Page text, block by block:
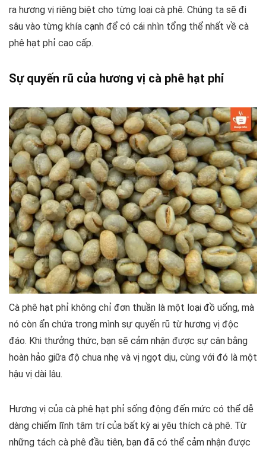
ra hương vị riêng biệt cho từng loại cà phê. Chúng ta sẽ đi
sâu vào từng khía cạnh để có cái nhìn tổng thể nhất về cà
phê hạt phỉ cao cấp.
Sự quyến rũ của hương vị cà phê hạt phỉ
Cà phê hạt phỉ không chỉ đơn thuần là một loại đồ uống, mà
nó còn ẩn chứa trong mình sự quyến rũ từ hương vị độc
đáo. Khi thưởng thức, bạn sẽ cảm nhận được sự cân bằng
hoàn hảo giữa độ chua nhẹ và vị ngọt dịu, cùng với đó là một
hậu vị dài lâu.
Hương vị của cà phê hạt phỉ sống động đến mức có thể dễ
dàng chiếm lĩnh tâm trí của bất kỳ ai yêu thích cà phê. Từ
những tách cà phê đầu tiên, bạn đã có thể cảm nhận được